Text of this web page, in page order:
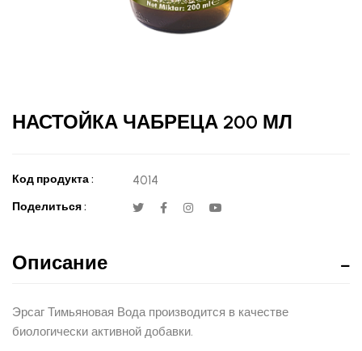
НАСТОЙКА ЧАБРЕЦА 200 МЛ
Код продукта : 4014
Поделиться :
Описание
Эрсаг Тимьяновая Вода производится в качестве
биологически активной добавки.